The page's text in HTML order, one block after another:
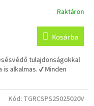
Raktáron
Kosárba
tulajdonságokkal
alkalmas. ✔ Minden
Kód: TGRCSPS25025020V